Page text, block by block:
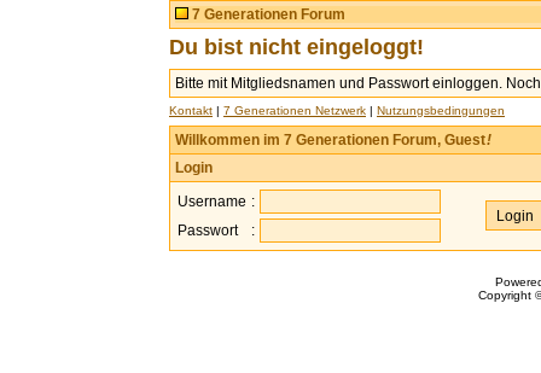
7 Generationen Forum
Du bist nicht eingeloggt!
Bitte mit Mitgliedsnamen und Passwort einloggen.
Kontakt | 7 Generationen Netzwerk | Nutzungsbedingungen
Willkommen im 7 Generationen Forum, Guest!
Login
Username :
Passwort
:
Copyright